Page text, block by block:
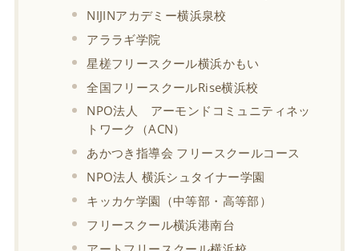
NIJINアカデミー横浜泉校
アララギ学院
星槎フリースクール横浜かもい
全国フリースクールRise横浜校
NPO法人 アーモンドコミュニティネッ
トワーク（ACN）
あかつき指導会 フリースクールコース
NPO法人 横浜シュタイナー学園
キッカケ学園（中等部・高等部）
フリースクール横浜港南台